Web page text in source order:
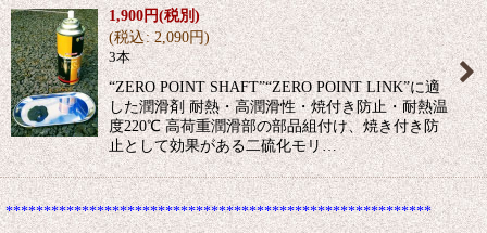
1,900円(税別)
(税込: 2,090円)
3本
“ZERO POINT SHAFT”“ZERO POINT LINK”に適
した潤滑剤 耐熱・高潤滑性・焼付き防止・耐熱温
度220℃ 高荷重潤滑部の部品組付け、焼き付き防
止として効果がある二硫化モリ…
********************************************************